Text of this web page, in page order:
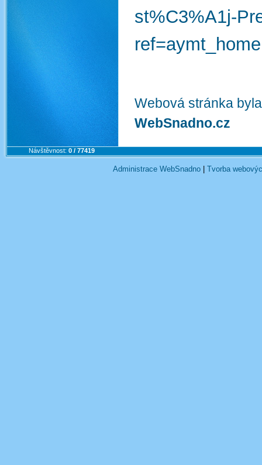
st%C3%A1j-
Webová stránka
WebSnadno.cz
Návštěvnost: 0 / 77419
Administrace WebSnadno Tvorba